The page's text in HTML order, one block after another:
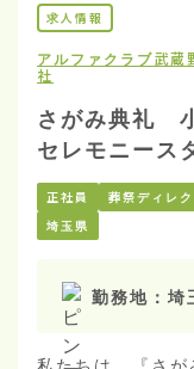
求人情報
アルファクラブ武蔵
社
さがみ典礼
セレモニース
正社員
葬祭ディレ
埼玉県
勤務地： 埼
私たちは、『さが